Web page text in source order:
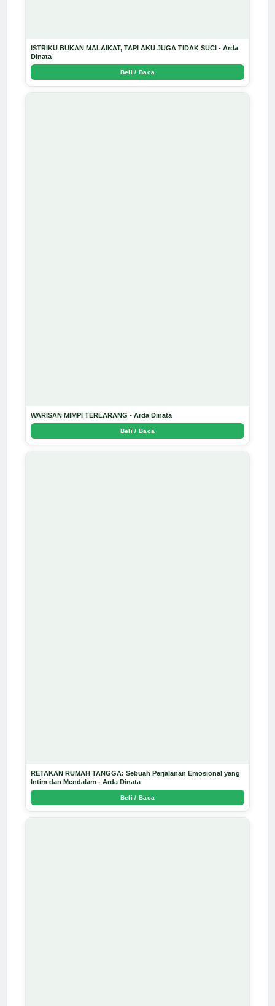
ISTRIKU BUKAN MALAIKAT, TAPI AKU JUGA TIDAK SUCI - Arda
Dinata
Beli / Baca
WARISAN MIMPI TERLARANG - Arda Dinata
Beli / Baca
RETAKAN RUMAH TANGGA: Sebuah Perjalanan Emosional yang
Intim dan Mendalam - Arda Dinata
Beli / Baca